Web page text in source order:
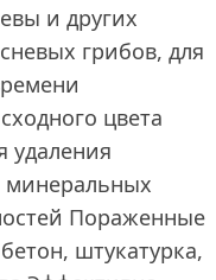
и других
грибов, для
цвета
удаления
минеральных
Пораженные
штукатурка,